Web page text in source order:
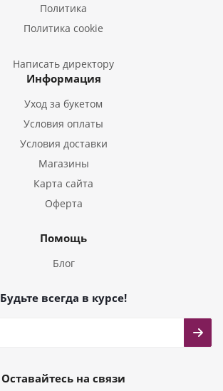
Букеты из Эустом
Букеты из Гладиолусов
Букеты из Тюльпанов
Политика
Политика cookie
Написать директору
Информация
Уход за букетом
Условия оплаты
Условия доставки
Магазины
Карта сайта
Оферта
Помощь
Блог
Будьте всегда в курсе!
Оставайтесь на связи